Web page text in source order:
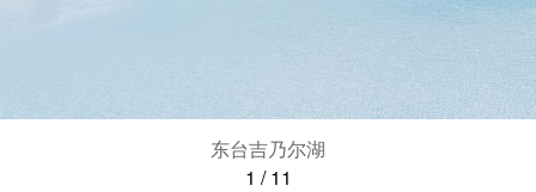
东台吉乃尔湖
1 /11